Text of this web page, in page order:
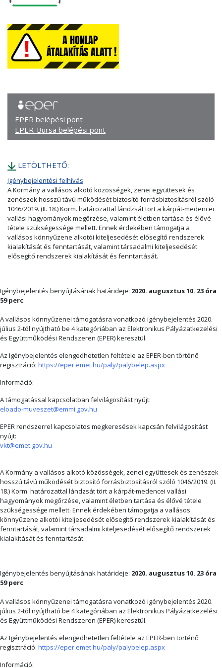
EPER belépési pont
EPER-Bursa belépési pont
LETÖLTHETŐ:
Igénybejelentési felhívás
A Kormány a vallásos alkotó közösségek, zenei együttesek és
zenészek hosszú távú működését biztosító forrásbiztosításról szóló
1046/2019. (II. 18.) Korm. határozattal lándzsát tört a kárpát-medencei
vallási hagyományok megőrzése, valamint életben tartása és élővé
tétele szükségessége mellett. Ennek érdekében támogatja a
vallásos könnyűzene alkotói kiteljesedését elősegítő rendszerek
kialakítását és fenntartását, valamint társadalmi kiteljesedését
elősegítő rendszerek kialakítását és fenntartását.
Igénybejelentés benyújtásának határideje: 2020. augusztus 10. 23 óra
59 perc
A vallásos könnyűzenei támogatásra vonatkozó igénybejelentés 2020.
július 2-tól nyújtható be 4 kategóriában az Elektronikus Pályázatkezelési
és Együttműködési Rendszeren (EPER) keresztül.
Az Igénybejelentés elengedhetetlen feltétele az EPER-ben történő
regisztráció: https://eper.emet.hu/paly/palybelep.aspx
Információ:
A támogatással kapcsolatban felvilágosítást nyújt:
eloado-muveszet@emmi.gov.hu
EPER rendszerrel kapcsolatos megkeresések kapcsán felvilágosítást
nyújt:
vkt@emet.gov.hu
A Kormány a vallásos alkotó közösségek, zenei együttesek és zenészek
hosszú távú működését biztosító forrásbiztosításról szóló 1046/2019. (II.
18.) Korm. határozattal lándzsát tört a kárpát-medencei vallási
hagyományok megőrzése, valamint életben tartása és élővé tétele
szükségessége mellett. Ennek érdekében támogatja a vallásos
könnyűzene alkotói kiteljesedését elősegítő rendszerek kialakítását és
fenntartását, valamint társadalmi kiteljesedését elősegítő rendszerek
kialakítását és fenntartását.
Igénybejelentés benyújtásának határideje: 2020. augusztus 10. 23 óra
59 perc
A vallásos könnyűzenei támogatásra vonatkozó igénybejelentés 2020.
július 2-tól nyújtható be 4 kategóriában az Elektronikus Pályázatkezelési
és Együttműködési Rendszeren (EPER) keresztül.
Az Igénybejelentés elengedhetetlen feltétele az EPER-ben történő
regisztráció: https://eper.emet.hu/paly/palybelep.aspx
Információ: